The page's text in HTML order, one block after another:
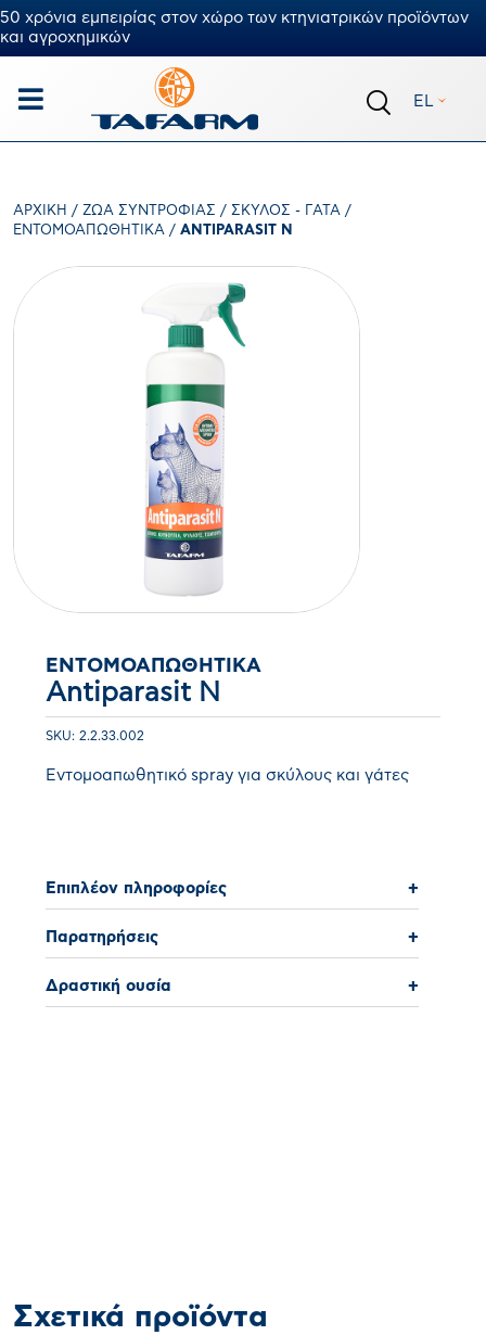
50 χρόνια εμπειρίας στον χώρο των κτηνιατρικών προϊόντων
και αγροχημικών
EL
ΑΡΧΙΚΉ / ΖΏΑ ΣΥΝΤΡΟΦΙΆΣ / ΣΚΎΛΟΣ - ΓΆΤΑ /
ΕΝΤΟΜΟΑΠΩΘΗΤΙΚΆ / ANTIPARASIT N
ΕΝΤΟΜΟΑΠΩΘΗΤΙΚΆ
Antiparasit N
SKU: 2.2.33.002
Εντομοαπωθητικό spray για σκύλους και γάτες
Επιπλέον πληροφορίες +
Παρατηρήσεις +
Δραστική ουσία +
Σχετικά προϊόντα